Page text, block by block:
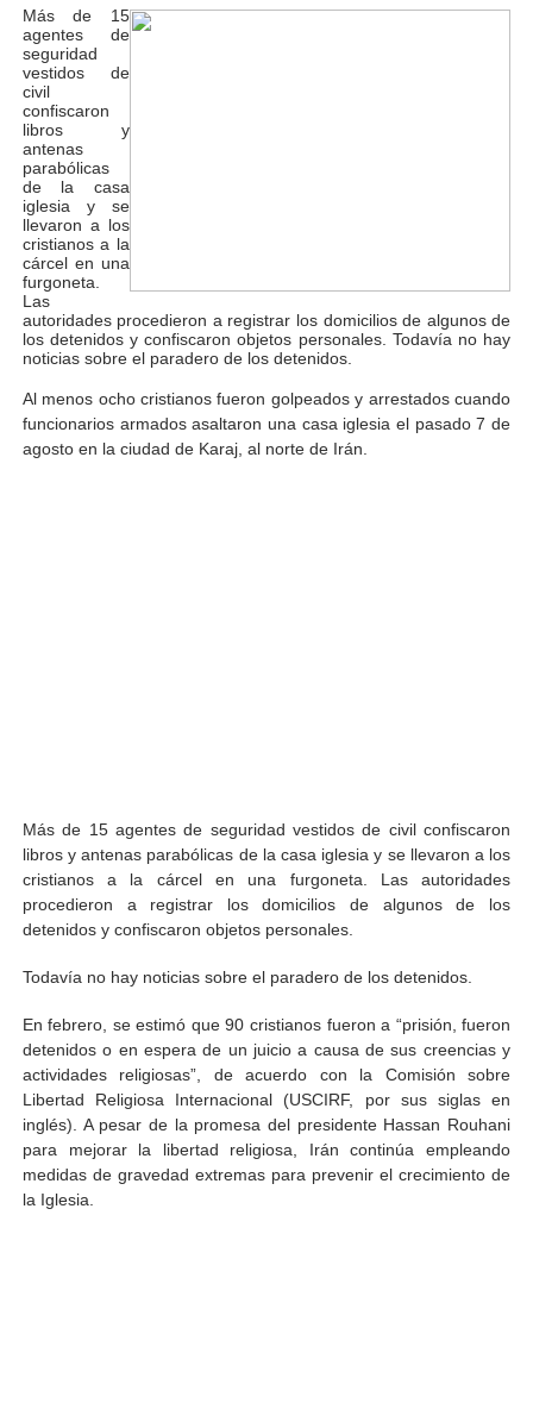
Más de 15
agentes de
seguridad
vestidos de
civil
confiscaron
libros y
antenas
parabólicas
de la casa
iglesia y se
llevaron a los
cristianos a la
cárcel en una
furgoneta.
Las
autoridades procedieron a registrar los domicilios de algunos de
los detenidos y confiscaron objetos personales. Todavía no hay
noticias sobre el paradero de los detenidos.
Al menos ocho cristianos fueron golpeados y arrestados cuando
funcionarios armados asaltaron una casa iglesia el pasado 7 de
agosto en la ciudad de Karaj, al norte de Irán.
Más de 15 agentes de seguridad vestidos de civil confiscaron
libros y antenas parabólicas de la casa iglesia y se llevaron a los
cristianos a la cárcel en una furgoneta. Las autoridades
procedieron a registrar los domicilios de algunos de los
detenidos y confiscaron objetos personales.
Todavía no hay noticias sobre el paradero de los detenidos.
En febrero, se estimó que 90 cristianos fueron a “prisión, fueron
detenidos o en espera de un juicio a causa de sus creencias y
actividades religiosas”, de acuerdo con la Comisión sobre
Libertad Religiosa Internacional (USCIRF, por sus siglas en
inglés). A pesar de la promesa del presidente Hassan Rouhani
para mejorar la libertad religiosa, Irán continúa empleando
medidas de gravedad extremas para prevenir el crecimiento de
la Iglesia.